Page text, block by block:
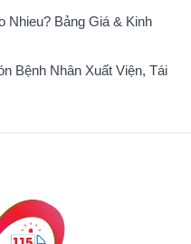
Nhieu? Bảng Giá & Kinh
Bệnh Nhân Xuất Viện, Tái